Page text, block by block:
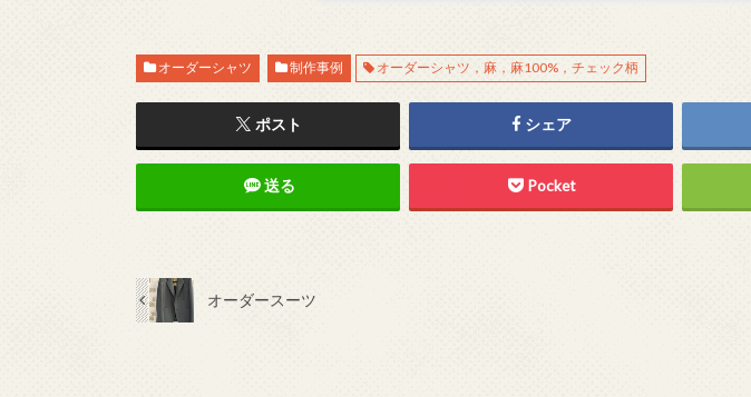
オーダーシャツ 制作事例 オーダーシャツ，麻，麻100%，チェック柄
ポスト シェア
送る Pocket
オーダースーツ